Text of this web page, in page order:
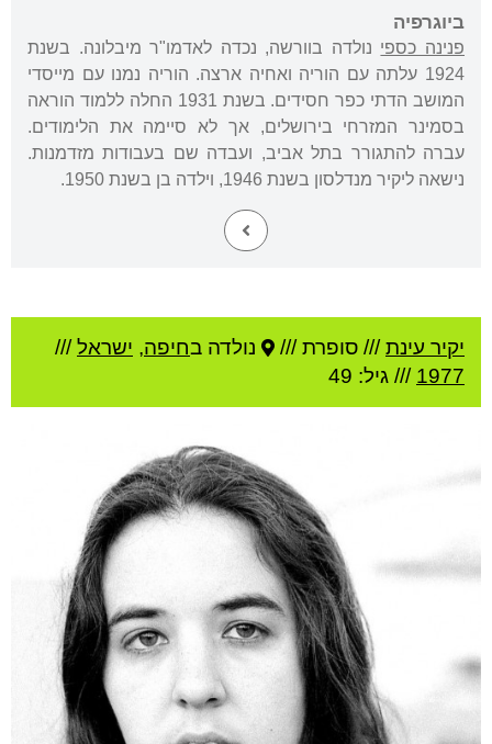
ביוגרפיה
פנינה כספי נולדה בוורשה, נכדה לאדמו"ר מיבלונה. בשנת
1924 עלתה עם הוריה ואחיה ארצה. הוריה נמנו עם מייסדי
המושב הדתי כפר חסידים. בשנת 1931 החלה ללמוד הוראה
בסמינר המזרחי בירושלים, אך לא סיימה את הלימודים.
עברה להתגורר בתל אביב, ועבדה שם בעבודות מזדמנות.
נישאה ליקיר מנדלסון בשנת 1946, וילדה בן בשנת 1950.
יקיר עינת/// סופרת /// נולדה בחיפה, ישראל///
1977 /// גיל: 49